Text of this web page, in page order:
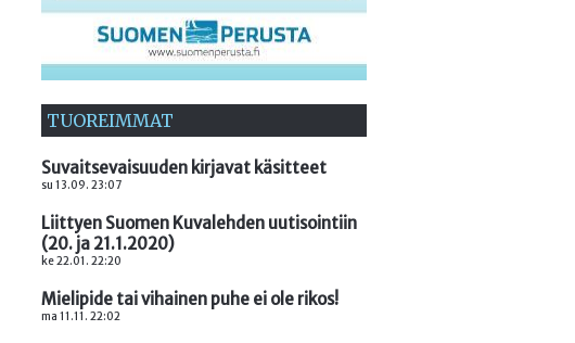
TUOREIMMAT
Suvaitsevaisuuden kirjavat käsitteet
su 13.09. 23:07
Liittyen Suomen Kuvalehden uutisointiin
(20. ja 21.1.2020)
ke 22.01. 22:20
Mielipide tai vihainen puhe ei ole rikos!
ma 11.11. 22:02